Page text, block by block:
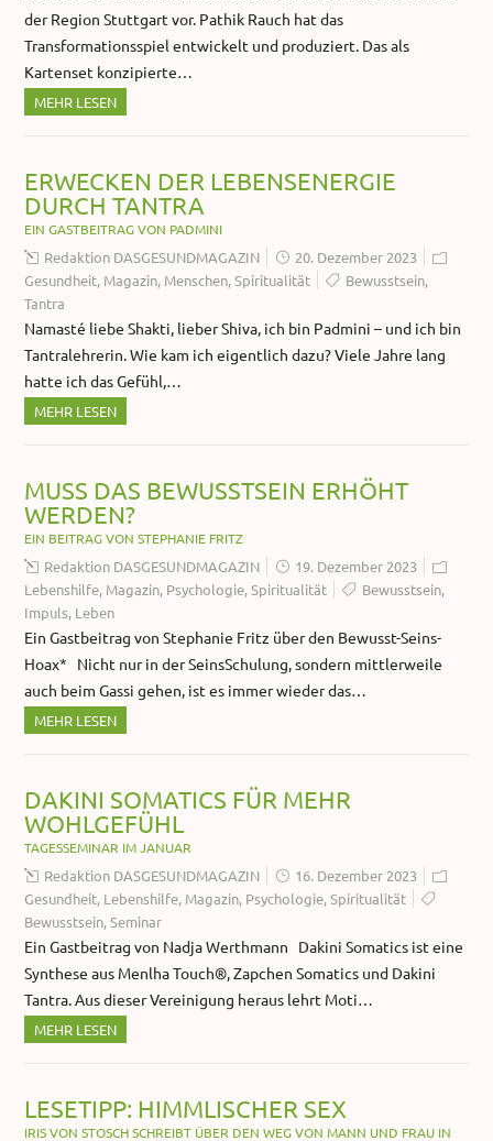
der Region Stuttgart vor. Pathik Rauch hat das
Transformationsspiel entwickelt und produziert. Das als
Kartenset konzipierte…
MEHR LESEN
ERWECKEN DER LEBENSENERGIE
DURCH TANTRA
EIN GASTBEITRAG VON PADMINI
Redaktion DASGESUNDMAGAZIN
20. Dezember 2023
Gesundheit, Magazin, Menschen,Spiritualität Bewusstsein,
Tantra
Namasté liebe Shakti, lieber Shiva, ich bin Padmini – und ich bin
Tantralehrerin. Wie kam ich eigentlich dazu? Viele Jahre lang
hatte ich das Gefühl,…
MEHR LESEN
MUSS DAS BEWUSSTSEIN ERHÖHT
WERDEN?
EIN BEITRAG VON STEPHANIE FRITZ
Redaktion DASGESUNDMAGAZIN
19. Dezember 2023
Lebenshilfe, Magazin, Psychologie,Spiritualität Bewusstsein,
Impuls, Leben
Ein Gastbeitrag von Stephanie Fritz über den Bewusst-Seins-
Hoax* Nicht nur in der SeinsSchulung, sondern mittlerweile
auch beim Gassi gehen, ist es immer wieder das…
MEHR LESEN
DAKINI SOMATICS FÜR MEHR
WOHLGEFÜHL
TAGESSEMINAR IM JANUAR
Redaktion DASGESUNDMAGAZIN
16. Dezember 2023
Gesundheit, Lebenshilfe, Magazin, Psychologie,Spiritualität
Bewusstsein,Seminar
Ein Gastbeitrag von Nadja Werthmann Dakini Somatics ist eine
Synthese aus Menlha Touch®, Zapchen Somatics und Dakini
Tantra. Aus dieser Vereinigung heraus lehrt Moti…
MEHR LESEN
LESETIPP: HIMMLISCHER SEX
IRIS VON STOSCH SCHREIBT ÜBER DEN WEG VON MANN UND FRAU IN